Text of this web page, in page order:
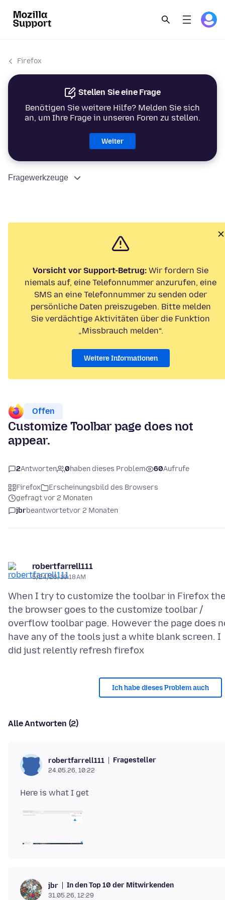
Firefox
Stellen Sie eine Frage
Benötigen Sie weitere Hilfe? Melden Sie sich
an, um Ihre Frage in unseren Foren zu stellen.
Weiter
Fragewerkzeuge
Vorsicht vor Support-Betrug: Wir fordern Sie
niemals auf, eine Telefonnummer anzurufen, eine
SMS an eine Telefonnummer zu senden oder
persönliche Daten preiszugeben. Bitte melden
Sie verdächtige Aktivitäten über die Funktion
„Missbrauch melden“.
Weitere Informationen
Offen
Customize Toolbar page does not
appear.
2Antworten 0haben dieses Problem 60Aufrufe
Firefox
Erscheinungsbild des Browsers
gefragt vor 2 Monaten
jbrbeantwortetvor 2 Monaten
robertfarrell111
5/24/26, 10:18 AM
When I try to customize the toolbar in Firefox
the browser goes to the customize toolbar /
overflow toolbar page. However the page does
have any of the tools just a white blank screen. I
Ich habe dieses Problem auch
Alle Antworten (2)
robertfarrell111 Fragesteller
24.05.26, 10:22
jbr In den Top 10 der Mitwirkenden
31.05.26, 12:29